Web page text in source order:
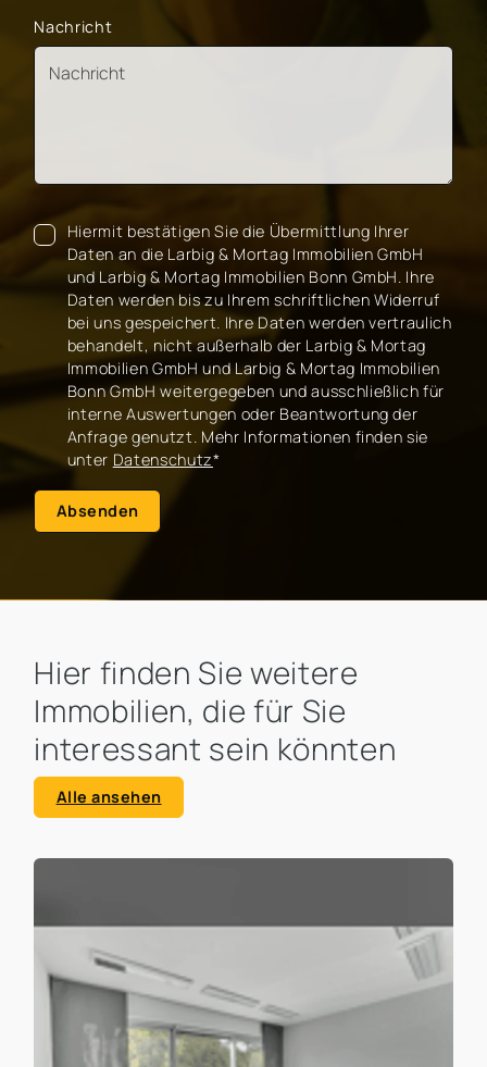
Nachricht
Hiermit bestätigen Sie die Übermittlung Ihrer
Daten an die Larbig & Mortag Immobilien GmbH
und Larbig & Mortag Immobilien Bonn GmbH. Ihre
Daten werden bis zu Ihrem schriftlichen Widerruf
bei uns gespeichert. Ihre Daten werden vertraulich
behandelt, nicht außerhalb der Larbig & Mortag
Immobilien GmbH und Larbig & Mortag Immobilien
Bonn GmbH weitergegeben und ausschließlich für
interne Auswertungen oder Beantwortung der
Anfrage genutzt. Mehr Informationen finden sie
unter Datenschutz*
Absenden
Hier finden Sie weitere
Immobilien, die für Sie
interessant sein könnten
Alle ansehen